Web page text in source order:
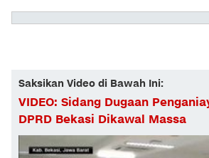
Saksikan Video di Bawah Ini:
VIDEO: Sidang Dugaan
DPRD Bekasi Dikawal Massa